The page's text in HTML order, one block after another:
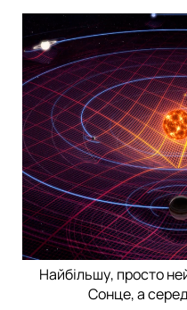
Найбільшу, просто
Сонце, а